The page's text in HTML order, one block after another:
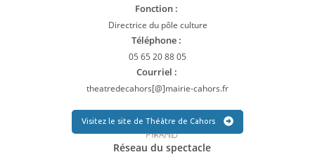
Fonction :
Directrice du pôle culture
Téléphone :
05 65 20 88 05
Courriel :
theatredecahors[@]mairie-cahors.fr
Visitez le site de Théâtre de Cahors
Réseau du spectacle